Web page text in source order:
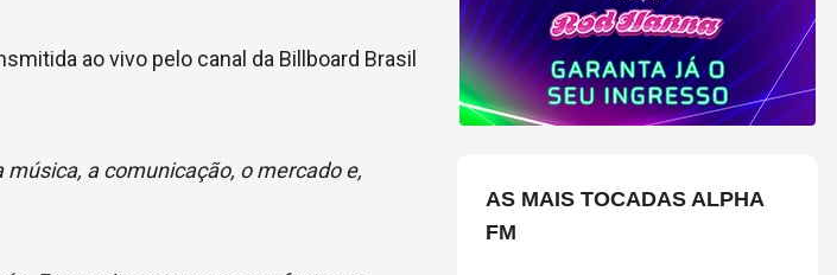
ao vivo pelo canal da Billboard Brasil
a comunicação, o mercado e,
AS MAIS TOCADAS ALPHA
FM